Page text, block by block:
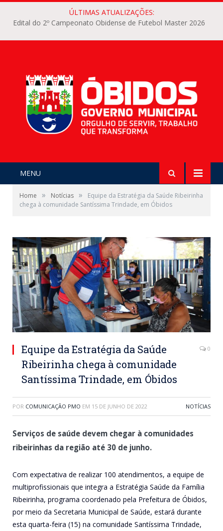
ÚLTIMAS ATUALIZAÇÕES:
Edital do 2º Campeonato Obidense de Futebol Master 2026
MENU
Home » Notícias »
Equipe da Estratégia da Saúde Ribeirinha
chega à comunidade Santíssima Trindade, em Óbidos
Equipe da Estratégia da Saúde
Ribeirinha chega à comunidade
Santíssima Trindade, em Óbidos
0
POR COMUNICAÇÃO PMO EM 15 DE JUNHO DE 2022 NOTÍCIAS
Serviços de saúde devem chegar à comunidades
ribeirinhas da região até 30 de junho.
Com expectativa de realizar 100 atendimentos, a equipe de
multiprofissionais que integra a Estratégia Saúde da Família
Ribeirinha, programa coordenado pela Prefeitura de Óbidos,
por meio da Secretaria Municipal de Saúde, estará durante
esta quarta-feira (15) na comunidade Santíssima Trindade,